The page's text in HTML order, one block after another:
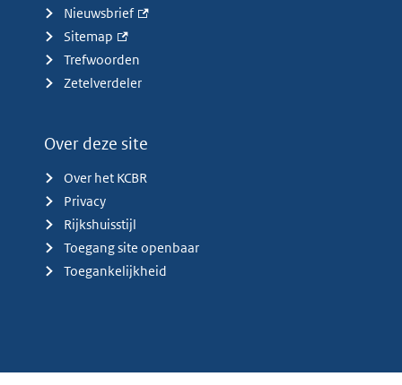
Nieuwsbrief
Sitemap
Trefwoorden
Zetelverdeler
Over deze site
Over het KCBR
Privacy
Rijkshuisstijl
Toegang site openbaar
Toegankelijkheid